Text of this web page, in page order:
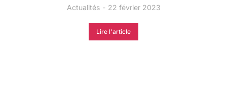
Actualités 22 février 2023
Lire l'article